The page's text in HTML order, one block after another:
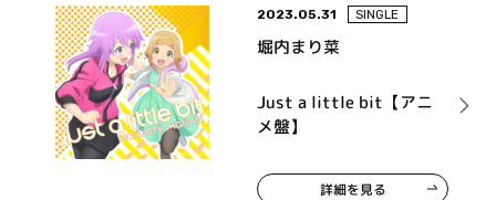
2023.05.31 SINGLE
堀内まり菜
Just a little bit【アニ
メ盤】
詳細を見る